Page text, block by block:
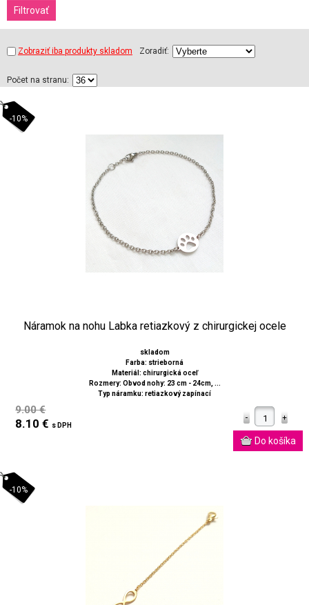
Zobraziť iba produkty skladom Zoradiť:
Počet na stranu:
-10%
Náramok na nohu Labka retiazkový z chirurgickej ocele
skladom
Farba: strieborná
Materiál: chirurgická oceľ
Rozmery: Obvod nohy: 23 cm - 24cm, ...
Typ náramku: retiazkový zapínací
9.00 €
8.10 € s DPH
-10%